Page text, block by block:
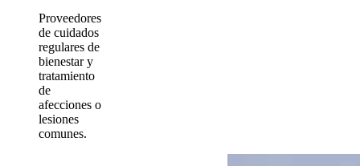
Proveedores
de cuidados
regulares de
bienestar y
tratamiento
de
afecciones o
lesiones
comunes.